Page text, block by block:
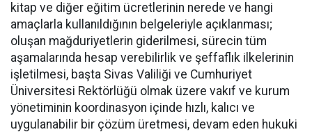
kitap ve diğer eğitim ücretlerinin nerede ve hangi
amaçlarla kullanıldığının belgeleriyle açıklanması;
oluşan mağduriyetlerin giderilmesi, sürecin tüm
aşamalarında hesap verebilirlik ve şeffaflık ilkelerinin
işletilmesi, başta Sivas Valiliği ve Cumhuriyet
Üniversitesi Rektörlüğü olmak üzere vakıf ve kurum
yönetiminin koordinasyon içinde hızlı, kalıcı ve
uygulanabilir bir çözüm üretmesi, devam eden hukuki